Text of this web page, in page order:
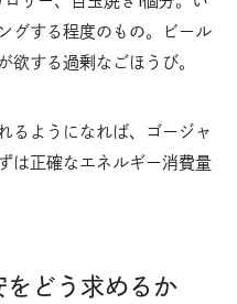
グする程度のもの。ビール
欲する過剰なごほうび。
るようになれば、ゴージャ
は正確なエネルギー消費量
をどう求めるか